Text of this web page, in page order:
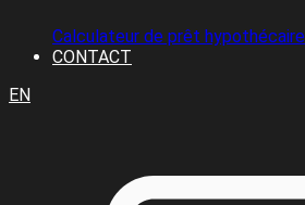
Calculateur de prêt hypothécaire
CONTACT
EN